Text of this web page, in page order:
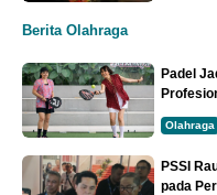
Berita Olahraga
Padel
Olahraga
PSSI
pada